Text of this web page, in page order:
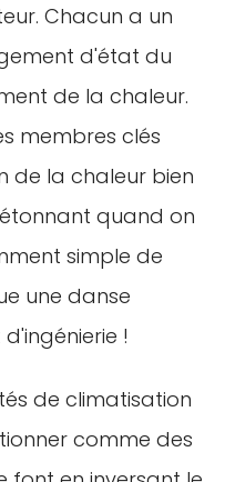
Chacun a un
d'état du
de la chaleur.
membres clés
de la chaleur bien
quand on
simple de
une danse
!
de climatisation
comme des